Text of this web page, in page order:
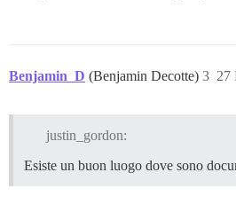
Benjamin_D (Benjamin Decotte) 27
3
justin_gordon:
Esiste un buon luogo dove sono